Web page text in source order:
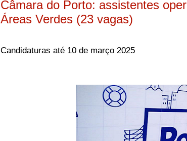
Câmara do Porto: assistentes
Áreas Verdes (23 vagas)
Candidaturas até 10 de março 2025